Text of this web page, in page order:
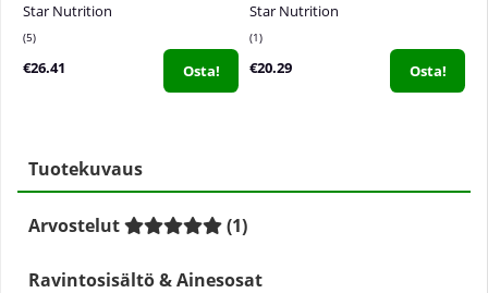
Star Nutrition
5
€26.41 Osta!
Star Nutrition
1
€20.29 Osta!
Tuotekuvaus
Arvostelut (1)
Ravintosisältö & Ainesosat